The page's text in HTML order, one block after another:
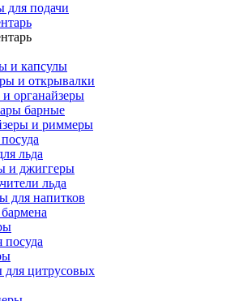
для подачи
и капсулы
и открывалки
органайзеры
барные
и риммеры
льда
и джиггеры
льда
для напитков
для цитрусовых